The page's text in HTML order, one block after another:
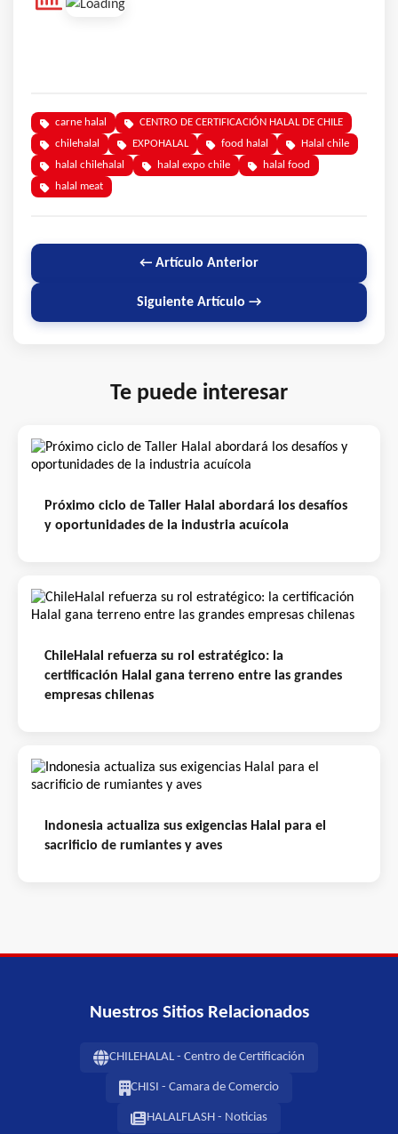
carne halal
CENTRO DE CERTIFICACIÓN HALAL DE CHILE
chilehalal
EXPOHALAL food halal
Halal chile
halal chilehalal
halal expo chile
halal food
halal meat
← Artículo Anterior
Siguiente Artículo →
Te puede interesar
Próximo ciclo de Taller Halal abordará los desafíos
y oportunidades de la industria acuícola
ChileHalal refuerza su rol estratégico: la
certificación Halal gana terreno entre las grandes
empresas chilenas
Indonesia actualiza sus exigencias Halal para el
sacrificio de rumiantes y aves
Nuestros Sitios Relacionados
CHILEHALAL - Centro de Certificación
CHISI - Camara de Comercio
HALALFLASH - Noticias